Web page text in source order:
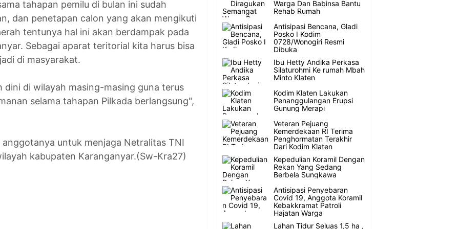
tahapan pemilu di bulan ini sudah
dan penetapan calon yang akan mengikuti
tentunya hal ini akan berdampak pada
Sebagai aparat teritorial kita harus bisa
di masyarakat.
dini di wilayah masing-masing guna terus
selama tahapan Pilkada berlangsung",
untuk menjaga Netralitas TNI
kabupaten Karanganyar.(Sw-Kra27)
Warga Dan Babinsa Bantu
Rehab Rumah
Antisipasi Bencana, Gladi
Posko I Kodim
0728/Wonogiri Resmi
Dibuka
Ibu Hetty Andika Perkasa
Silaturohmi Ke rumah Mbah
Minto Klaten
Kodim Klaten Lakukan
Penanggulangan Erupsi
Gunung Merapi
Veteran Pejuang
Kemerdekaan RI Terima
Penghormatan Terakhir
Dari Kodim Klaten
Kepedulian Koramil Dengan
Rekan Yang Sedang
Berbela Sungkawa
Antisipasi Penyebaran
Covid 19, Anggota Koramil
Kebakkramat Patroli
Hajatan Warga
Lahan Tidur Seluas 1,5 ha ,